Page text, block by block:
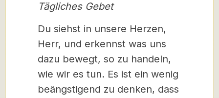
Tägliches Gebet
Du siehst in unsere Herzen,
Herr, und erkennst was uns
dazu bewegt, so zu handeln,
wie wir es tun. Es ist ein wenig
beängstigend zu denken, dass